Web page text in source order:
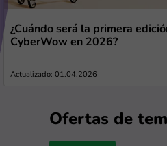
¿Cuándo será la primera
CyberWow en 2026?
Actualizado: 01.04.2026
Ofertas de